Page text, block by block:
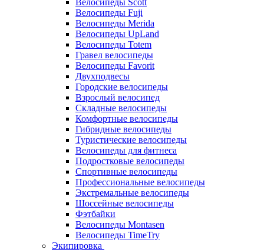
Велосипеды Scott
Велосипеды Fuji
Велосипеды Merida
Велосипеды UpLand
Велосипеды Totem
Гравел велосипеды
Велосипеды Favorit
Двухподвесы
Городские велосипеды
Взрослый велосипед
Складные велосипеды
Комфортные велосипеды
Гибридные велосипеды
Туристические велосипеды
Велосипеды для фитнеса
Подростковые велосипеды
Спортивные велосипеды
Профессиональные велосипеды
Экстремальные велосипеды
Шоссейные велосипеды
Фэтбайки
Велосипеды Montasen
Велосипеды TimeTry
Экипировка